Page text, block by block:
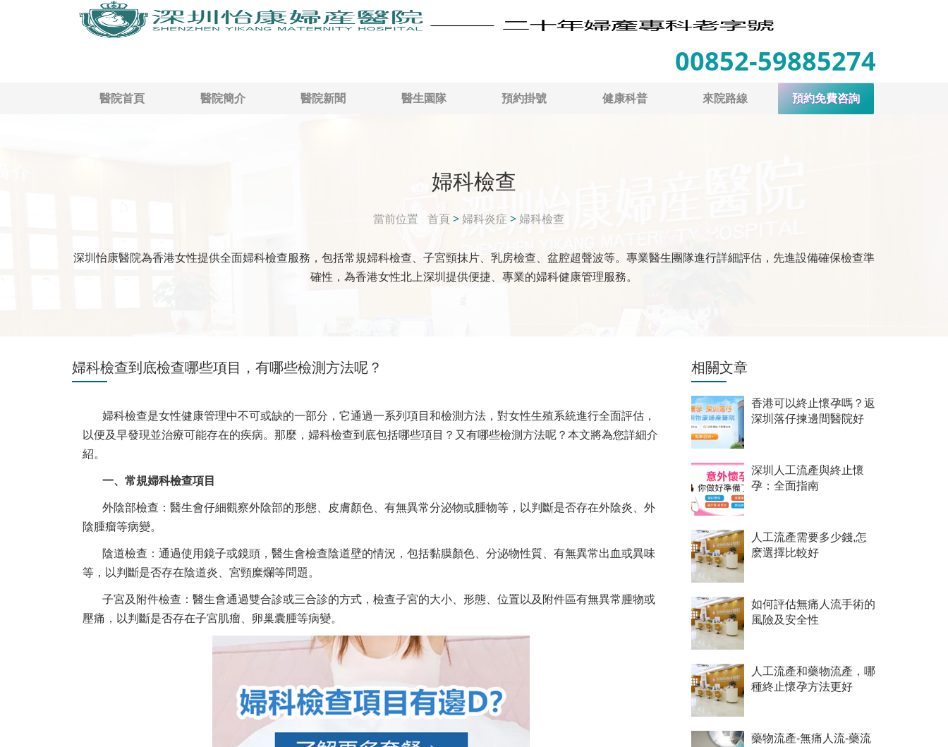
00852-59885274
醫院首頁 醫院簡介 醫院新聞 醫生園隊 預約掛號 健康科普 來院路線 預約免費咨詢
婦科檢查
當前位置 首頁 >婦科炎症 >婦科檢查
深圳怡康醫院為香港女性提供全面婦科檢查服務，包括常規婦科檢查、子宮頸抹片、乳房檢查、盆腔超聲波等。專業醫生團隊進行詳細評估，先進設備確保檢查準
確性，為香港女性北上深圳提供便捷、專業的婦科健康管理服務。
婦科檢查到底檢查哪些項目，有哪些檢測方法呢？
婦科檢查是女性健康管理中不可或缺的一部分，它通過一系列項目和檢測方法，對女性生殖系統進行全面評估，
以便及早發現並治療可能存在的疾病。那麼，婦科檢查到底包括哪些項目？又有哪些檢測方法呢？本文將為您詳細介
紹。
一、常規婦科檢查項目
外陰部檢查：醫生會仔細觀察外陰部的形態、皮膚顏色、有無異常分泌物或腫物等，以判斷是否存在外陰炎、外
陰腫瘤等病變。
陰道檢查：通過使用鏡子或鏡頭，醫生會檢查陰道壁的情況，包括黏膜顏色、分泌物性質、有無異常出血或異味
等，以判斷是否存在陰道炎、宮頸糜爛等問題。
子宮及附件檢查：醫生會通過雙合診或三合診的方式，檢查子宮的大小、形態、位置以及附件區有無異常腫物或
壓痛，以判斷是否存在子宮肌瘤、卵巢囊腫等病變。
相關文章
香港可以終止懷孕嗎？返
深圳落仔揀邊間醫院好
深圳人工流產與終止懷
孕：全面指南
人工流產需要多少錢,怎
麽選擇比較好
如何評估無痛人流手術的
風險及安全性
人工流產和藥物流產，哪
種終止懷孕方法更好
藥物流產-無痛人流-藥流